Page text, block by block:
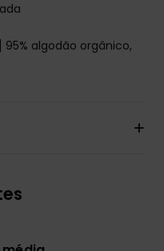
95% algodão orgânico,